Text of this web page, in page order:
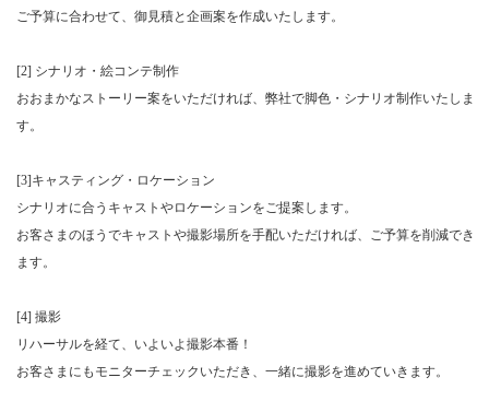
ご予算に合わせて、御見積と企画案を作成いたします。
[2] シナリオ・絵コンテ制作
おおまかなストーリー案をいただければ、弊社で脚色・シナリオ制作いたしま
す。
[3]キャスティング・ロケーション
シナリオに合うキャストやロケーションをご提案します。
お客さまのほうでキャストや撮影場所を手配いただければ、ご予算を削減でき
ます。
[4] 撮影
リハーサルを経て、いよいよ撮影本番！
お客さまにもモニターチェックいただき、一緒に撮影を進めていきます。